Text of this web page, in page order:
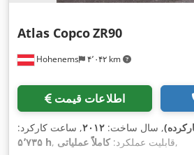
Hohenems ۴٬۰۴۲ km
Atlas CopcoZR90
اطلاعات قیمت
, سال ساخت: ۲۰۱۲, ساعت کارکرد:
۵٬۷۳۵ h
, قابلیت عملکرد:کاملاً عملیاتی ,